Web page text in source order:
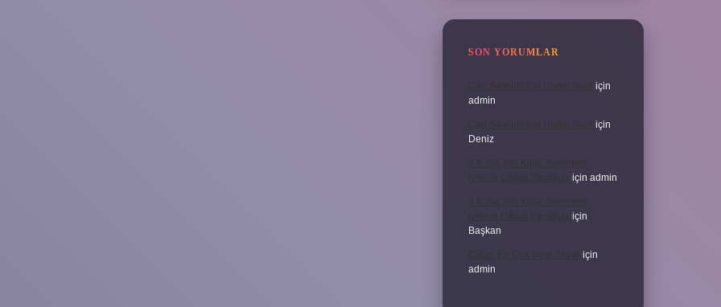
SON YORUMLAR
Can Sıkıntısı Için Hangi Sure için
admin
Can Sıkıntısı Için Hangi Sure için
Deniz
3 6 Yaş Için Kitap Seçerken
Nelere Dikkat Etmeliyiz için admin
3 6 Yaş Için Kitap Seçerken
Nelere Dikkat Etmeliyiz için
Başkan
Cinler En Çok Neyi Sever için
admin